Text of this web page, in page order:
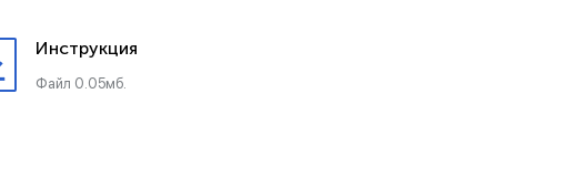
Инструкция
Файл 0.05мб.